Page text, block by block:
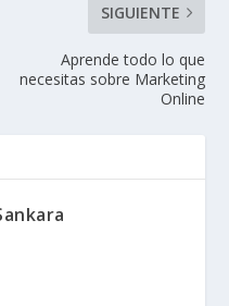
SIGUIENTE
Aprende todo lo que
necesitas sobre Marketing
Online